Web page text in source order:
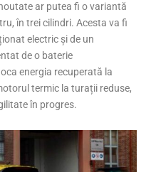
ar putea fi o variantă
în trei cilindri. Acesta va fi
electric și de un
de o baterie
energia recuperată la
termic la turații reduse,
în progres.